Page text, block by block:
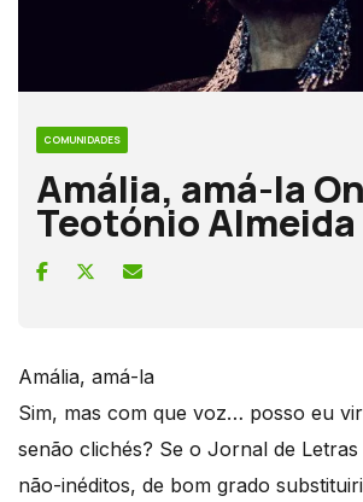
COMUNIDADES
Amália, amá-la
Teotónio Almeida
Amália, amá-la
Sim, mas com que voz… posso eu
senão clichés? Se o Jornal de Letras
não-inéditos, de bom grado